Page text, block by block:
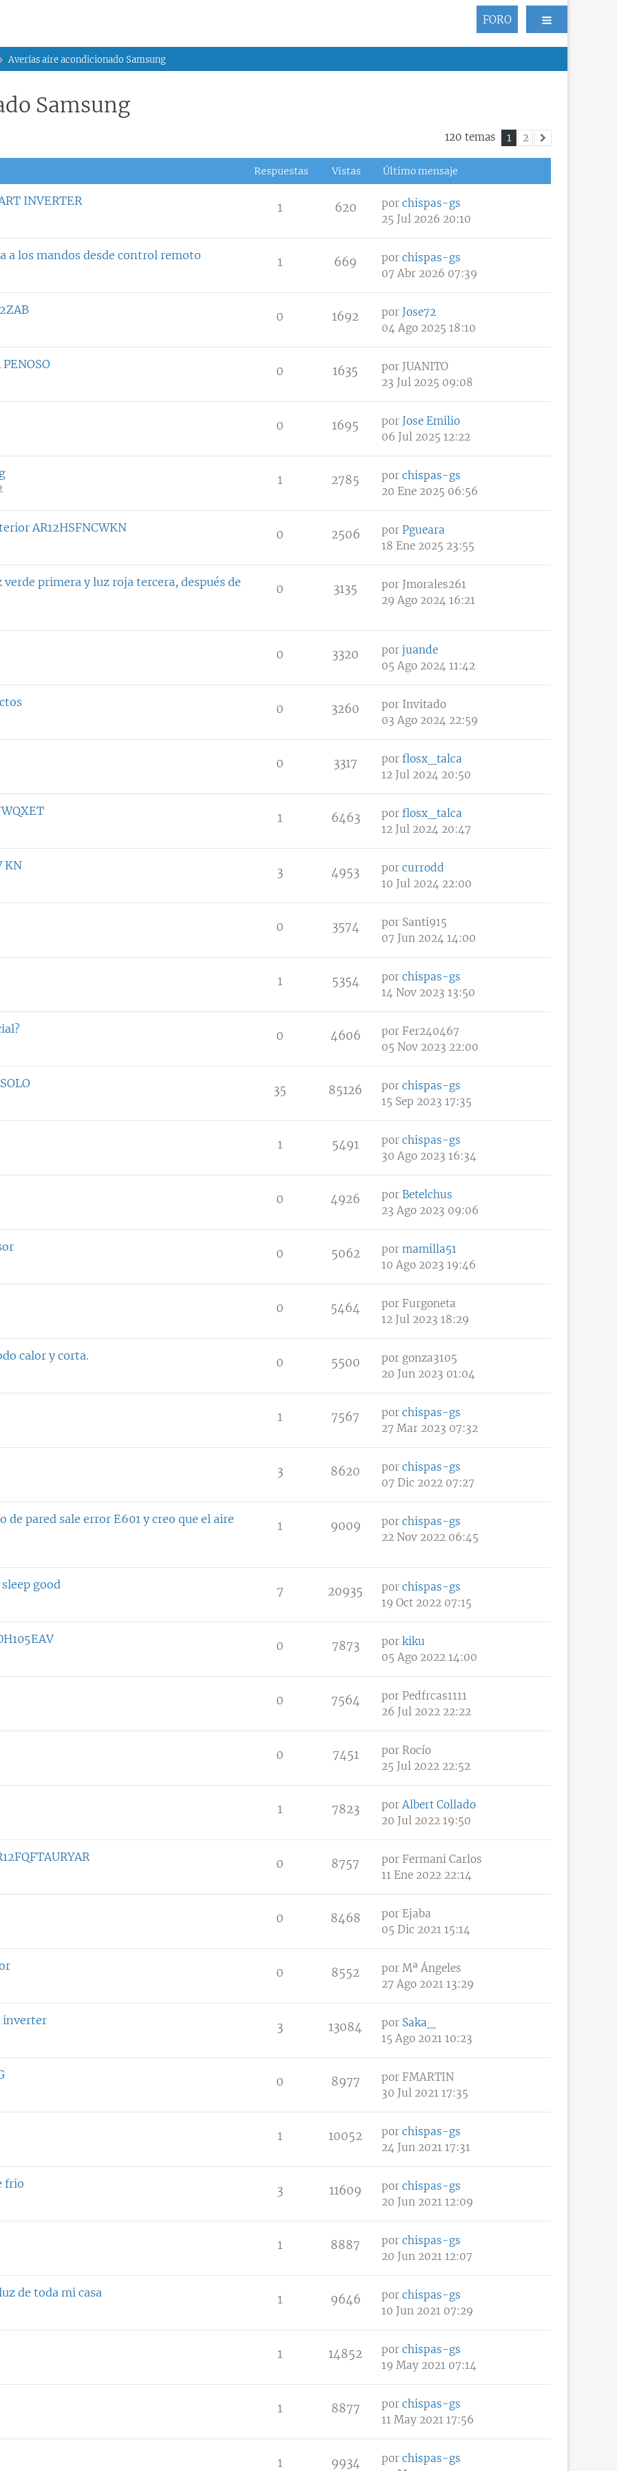
FORO
Averías aire acondicionado Samsung
Samsung
120 temas 1
2
Siguiente
Respuestas Vistas Último mensaje
INVERTER 1 620 por chispas-gs
25 Jul 2026 20:10
a los mandos desde control remoto 1 669 por chispas-gs
07 Abr 2026 07:39
0 1692 por Jose72
04 Ago 2025 18:10
0 1635 por JUANITO
23 Jul 2025 09:08
0 1695 por Jose Emilio
06 Jul 2025 12:22
1 2785 por chispas-gs
20 Ene 2025 06:56
AR12HSFNCWKN 0 2506 por Pgueara
18 Ene 2025 23:55
primera y luz roja tercera, después de 0 3135 por Jmorales261
29 Ago 2024 16:21
0 3320 por juande
05 Ago 2024 11:42
0 3260 por Invitado
03 Ago 2024 22:59
0 3317 por flosx_talca
12 Jul 2024 20:50
1 6463 por flosx_talca
12 Jul 2024 20:47
KN 3 4953 por currodd
10 Jul 2024 22:00
0 3574 por Santi915
07 Jun 2024 14:00
1 5354 por chispas-gs
14 Nov 2023 13:50
0 4606 por Fer240467
05 Nov 2023 22:00
35 85126 por chispas-gs
15 Sep 2023 17:35
1 5491 por chispas-gs
30 Ago 2023 16:34
0 4926 por Betelchus
23 Ago 2023 09:06
0 5062 por mamilla51
10 Ago 2023 19:46
0 5464 por Furgoneta
12 Jul 2023 18:29
calor y corta. 0 5500 por gonza3105
20 Jun 2023 01:04
1 7567 por chispas-gs
27 Mar 2023 07:32
3 8620 por chispas-gs
07 Dic 2022 07:27
pared sale error E601 y creo que el aire 1 9009 por chispas-gs
22 Nov 2022 06:45
good 7 20935 por chispas-gs
19 Oct 2022 07:15
0 7873 por kiku
05 Ago 2022 14:00
0 7564 por Pedfrcas1111
26 Jul 2022 22:22
0 7451 por Rocío
25 Jul 2022 22:52
1 7823 porAlbert Collado
20 Jul 2022 19:50
0 8757 por Fermani Carlos
11 Ene 2022 22:14
0 8468 por Ejaba
05 Dic 2021 15:14
0 8552 por Mª Ángeles
27 Ago 2021 13:29
inverter 3 13084 por Saka_
15 Ago 2021 10:23
0 8977 por FMARTIN
30 Jul 2021 17:35
1 10052 por chispas-gs
24 Jun 2021 17:31
frio 3 11609 por chispas-gs
20 Jun 2021 12:09
1 8887 por chispas-gs
20 Jun 2021 12:07
de toda mi casa 1 9646 por chispas-gs
10 Jun 2021 07:29
1 14852 por chispas-gs
19 May 2021 07:14
1 8877 por chispas-gs
11 May 2021 17:56
1 9934 por chispas-gs